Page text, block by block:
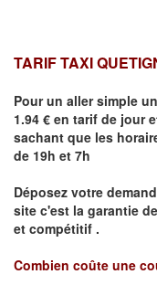
TARIF TAXI
Pour un aller simple
1.94 € en tarif de jour
sachant que les
de 19h et 7h
Déposez votre
site c'est la garantie
et compétitif .
Combien coûte une